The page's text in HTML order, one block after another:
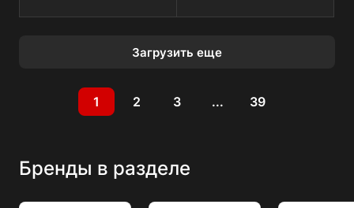
Загрузить еще
1 2 3 ... 39
Бренды в разделе